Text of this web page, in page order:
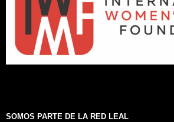
SOMOS PARTE DE LA RED LEAL